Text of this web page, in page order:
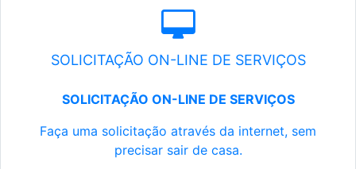
SOLICITAÇÃO ON-LINE DE SERVIÇOS
SOLICITAÇÃO ON-LINE DE SERVIÇOS
Faça uma solicitação através da internet, sem
precisar sair de casa.